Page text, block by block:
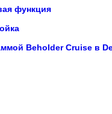
функция
Beholder Cruise в